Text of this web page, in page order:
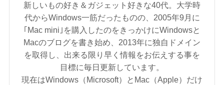
新しいもの好き＆ガジェット好きな40代。大学時
代からWindows一筋だったものの、2005年9月に
｢Mac mini｣を購入したのをきっかけにWindowsと
Macのブログを書き始め、2013年に独自ドメイン
を取得し、出来る限り早く情報をお伝えする事を
目標に毎日更新しています。
現在はWindows（Microsoft）とMac（Apple）だけ